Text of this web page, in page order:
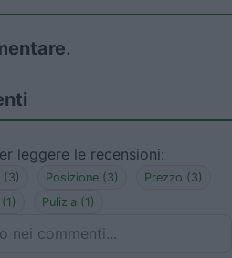
.
leggere le recensioni:
(3) Posizione (3)
Prezzo (3)
Pulizia (1)